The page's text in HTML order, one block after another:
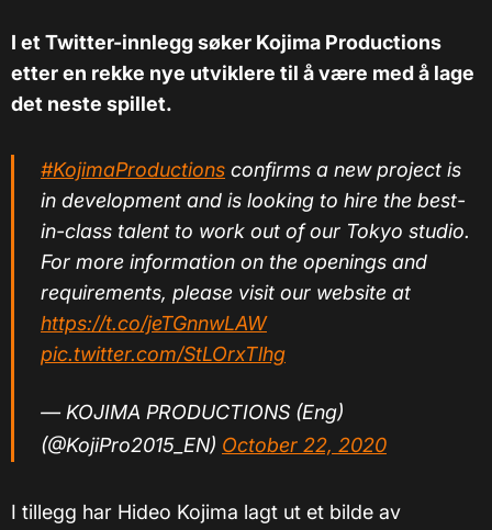
I et Twitter-innlegg søker Kojima Productions
etter en rekke nye utviklere til å være med å lage
det neste spillet.
#KojimaProductions confirms a new project is
in development and is looking to hire the best-
in-class talent to work out of our Tokyo studio.
For more information on the openings and
requirements, please visit our website at
https://t.co/jeTGnnwLAW
pic.twitter.com/StLOrxTlhg
— KOJIMA PRODUCTIONS (Eng)
(@KojiPro2015_EN) October 22, 2020
I tillegg har Hideo Kojima lagt ut et bilde av